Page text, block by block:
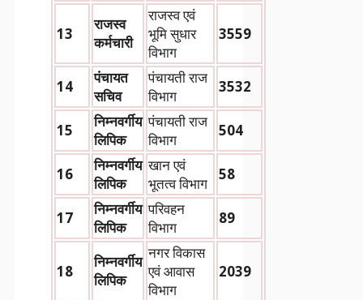
13
राजस्व
कर्मचारी
राजस्व एवं
भूमि सुधार
विभाग
3559
14
पंचायत
सचिव
पंचायती राज
विभाग
3532
15
निम्नवर्गीय
लिपिक
पंचायती राज
विभाग
504
16
निम्नवर्गीय
लिपिक
खान एवं
भूतत्व विभाग
58
17
निम्नवर्गीय
लिपिक
परिवहन
विभाग
89
18
निम्नवर्गीय
लिपिक
नगर विकास
एवं आवास
विभाग
2039